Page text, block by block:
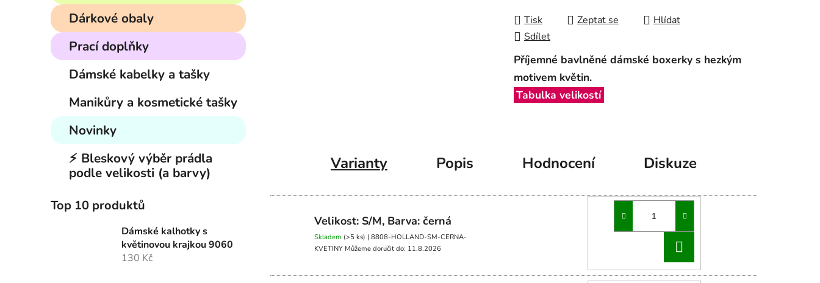
Dárkové obaly
Prací doplňky
Dámské kabelky a tašky
Manikůry a kosmetické tašky
Novinky
⚡ Bleskový výběr prádla
podle velikosti (a barvy)
Top 10 produktů
Dámské kalhotky s
květinovou krajkou 9060
130 Kč
Tisk
Zeptat se
Hlídat
Sdílet
Příjemné bavlněné dámské boxerky s hezkým
motivem květin.
Tabulka velikostí
Varianty Popis Hodnocení Diskuze
Velikost: S/M, Barva: černá
Skladem (>5 ks) | 8808-HOLLAND-SM-CERNA-
KVETINY Můžeme doručit do: 11.8.2026
KOŠÍKU